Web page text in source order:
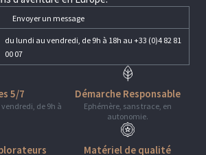
Envoyer un message
du lundi au vendredi, de 9h à 18h au +33 (0)4 82 81
00 07
5/7
de 9h à
Démarche Responsable
Ephémère, sans trace, en
autonomie.
Matériel de qualité